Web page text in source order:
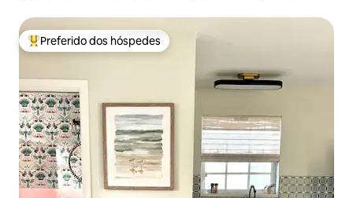
Entre os melhores preferidos dos hóspedes
Preferido dos hóspedes